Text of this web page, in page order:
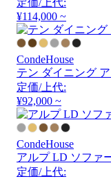
定価/上代:
¥114,000 ~
CondeHouse
テン ダイニング
定価/上代:
¥92,000 ~
CondeHouse
アルプ LD ソファ
定価/上代: